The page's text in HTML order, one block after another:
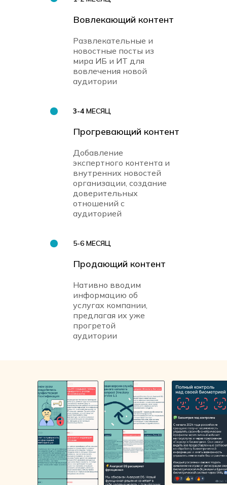
3-4 МЕСЯЦ
5-6 МЕСЯЦ
Вовлекающий контент
Развлекательные и
новостные посты из
мира ИБ и ИТ для
вовлечения новой
аудитории
Добавление
экспертного контента и
внутренних новостей
организации, создание
доверительных
отношений с
аудиторией
Нативно вводим
информацию об
услугах компании,
предлагая их уже
прогретой
аудитории
Прогревающий контент
Продающий контент